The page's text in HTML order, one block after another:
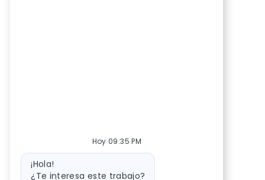
Hoy 09:35 PM
Mensaje del bot
¡Hola!
¿Te interesa este trabajo?